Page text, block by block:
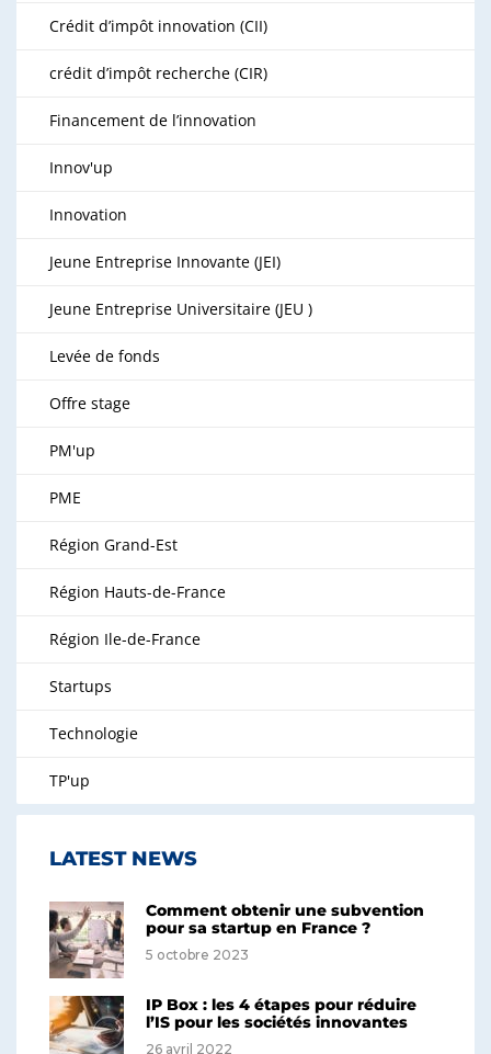
Crédit d’impôt innovation (CII)
crédit d’impôt recherche (CIR)
Financement de l’innovation
Innov'up
Innovation
Jeune Entreprise Innovante (JEI)
Jeune Entreprise Universitaire (JEU )
Levée de fonds
Offre stage
PM'up
PME
Région Grand-Est
Région Hauts-de-France
Région Ile-de-France
Startups
Technologie
TP'up
LATEST NEWS
Comment obtenir une subvention
pour sa startup en France ?
5 octobre 2023
IP Box : les 4 étapes pour réduire
l’IS pour les sociétés innovantes
26 avril 2022